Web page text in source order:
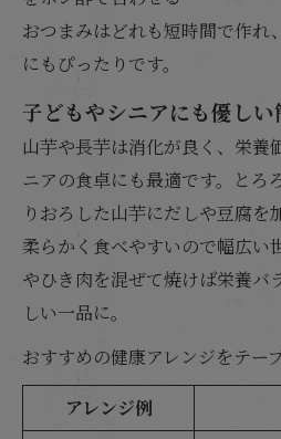
おつまみはどれも短時間で作れ
にもぴったりです。
子どもやシニアにも優しい
山芋や長芋は消化が良く、栄養
ニアの食卓にも最適です。とろ
りおろした山芋にだしや豆腐を
柔らかく食べやすいので幅広い
やひき肉を混ぜて焼けば栄養バ
しい一品に。
おすすめの健康アレンジをテー
アレンジ例